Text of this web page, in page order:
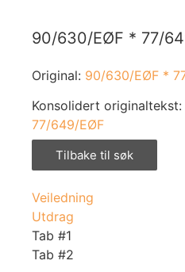
90/630/EØF * 77/
Original: 90/630/EØF *
Konsolidert originaltekst:
77/649/EØF
Tilbake til søk
Veiledning
Utdrag
Tab #1
Tab #2